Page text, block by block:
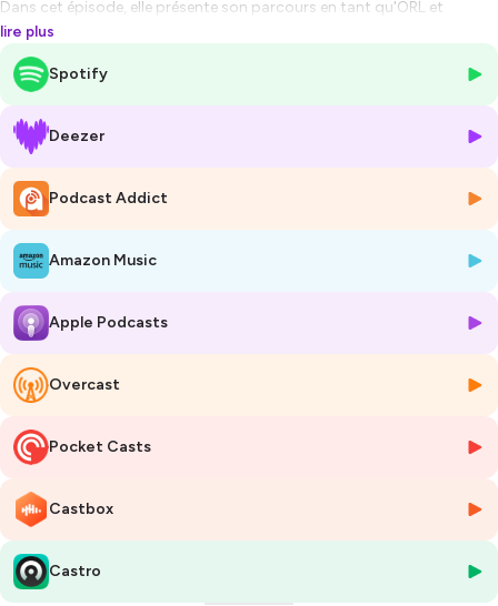
Dans cet épisode, elle présente son parcours en tant qu'ORL et
comment au fil du temps, elle s'est spécialisée dans le sommeil des
adultes, puis des enfants. Elle décrit le parcours de soins des enfants
qu'elle reçoit en consultation, ainsi que le travail pluridisciplinaire
Elle souligne l'importance de traiter les enfants qui souffrent de
troubles respiratoires du sommeil dès la petite enfance.
Dr Madiha ELLAFFI vous invite à consulter le site de l'
IDEAS
Les professionnels de santé pourront trouver des informations sur le
réseau IDEAS interdisciplinaire des troubles du sommeil de l'enfant et
ressources pour mieux comprendre ces troubles.
Madiha ELLAFFI a également développé une
"Sommeil de marmotte"
, ludique et éducative, pour les enfants et
leurs parents, afin de les aider à mieux comprendre le syndrome
d'apnées du sommeil et à mieux vivre avec. Vous pouvez télécharger
cette application sur Apple Store et Google Play.
Nous vous souhaitons une très bonne écoute !
N'hésitez pas à mettre 5 étoiles ⭐ ou à laisser un commentaire si ce
podcast a retenu votre attention, car c'est aussi grâce à vous que
IDEAS pourra accomplir sa mission d'information et de prévention sur
lire plus
Spotify
Deezer
Podcast Addict
Amazon Music
Apple Podcasts
Overcast
Pocket Casts
Castbox
Castro